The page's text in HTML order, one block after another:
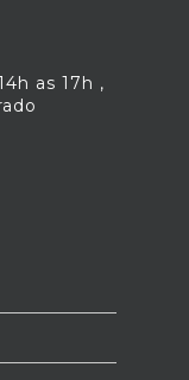
as 17h ,